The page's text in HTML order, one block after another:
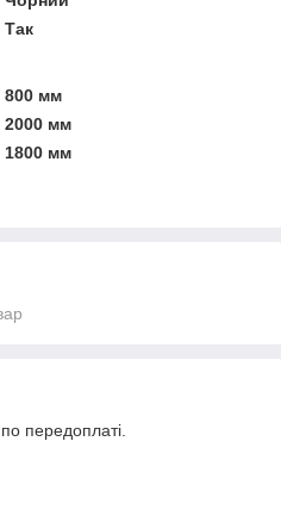
Так
800 мм
2000 мм
1800 мм
передоплаті.